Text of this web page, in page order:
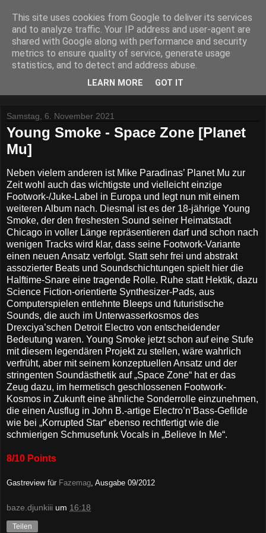
Lost Reviews From The
Archive
Was nach der Deadline übrig blieb.
Samstag, 6. November 2021
Young Smoke - Space Zone [Planet
Mu]
Neben vielem anderen ist Mike Paradinas’ Planet Mu zur
Zeit wohl auch das wichtigste und vielleicht einzige
Footwork-/Juke-Label in Europa und legt nun mit einem
weiteren Album nach. Diesmal ist es der 18-jährige Young
Smoke, der den freshesten Sound seiner Heimatstadt
Chicago in voller Länge repräsentieren darf und schon nach
wenigen Tracks wird klar, dass seine Footwork-Variante
einen neuen Ansatz verfolgt. Statt sehr frei und abstrakt
assozierter Beats und Soundschichtungen spielt hier die
Halftime-Snare eine tragende Rolle. Ruhe statt Hektik, dazu
Science Fiction-orientierte Synthesizer-Pads, aus
Computerspielen entlehnte Bleeps und futuristische
Sounds, die auch im Unterwasserkosmos des
Drexciya’schen Detroit Electro von entscheidender
Bedeutung waren. Young Smoke jetzt schon auf eine Stufe
mit diesem legendären Projekt zu stellen, wäre wahrlich
verfrüht, aber mit seinem konzeptuellen Ansatz und der
stringenten Soundästhetik auf „Space Zone“ hat er das
Zeug dazu, im hermetisch geschlossenen Footwork-
Kosmos in Zukunft eine ähnliche Sonderrolle einzunehmen,
die einen Ausflug in John B.-artige Electro’n’Bass-Gefilde
wie bei „Korrupted Star“ ebenso rechtfertigt wie die
schmierigen Schmusefunk Vocals in „Believe In Me“.
8/10 Points
Gastreview für Fazemag , Ausgabe 09/2012
baze.djunkiii um 16:18
Teilen
This site uses cookies from Google to deliver its services
and to analyze traffic. Your IP address and user-agent are
shared with Google along with performance and security
metrics to ensure quality of service, generate usage
statistics, and to detect and address abuse.
LEARN MORE GOT IT